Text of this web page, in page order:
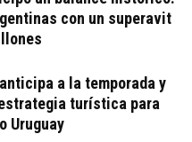
con un superavit
a la temporada y
turística para
Uruguay